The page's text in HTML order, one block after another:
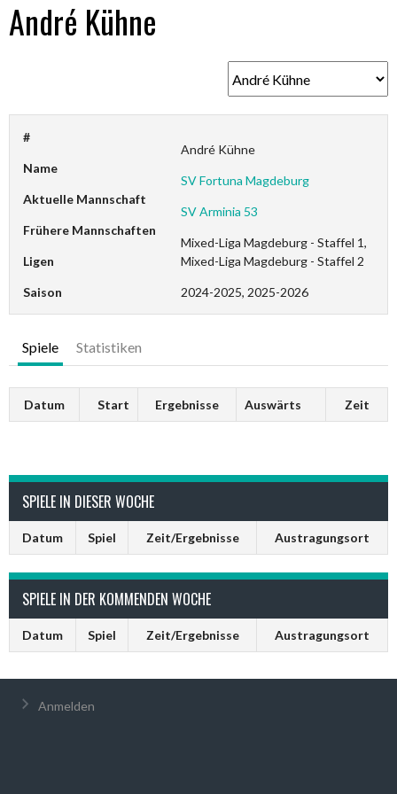
André Kühne
#
Name
André Kühne
Aktuelle Mannschaft
SV Fortuna Magdeburg
Frühere Mannschaften
SV Arminia 53
Ligen
Mixed-Liga Magdeburg - Staffel 1,
Mixed-Liga Magdeburg - Staffel 2
Saison 2024-2025, 2025-2026
Spiele Statistiken
Datum Start Ergebnisse Auswärts Zeit
SPIELE IN DIESER WOCHE
Datum Spiel Zeit/Ergebnisse Austragungsort
SPIELE IN DER KOMMENDEN WOCHE
Datum Spiel Zeit/Ergebnisse Austragungsort
Anmelden